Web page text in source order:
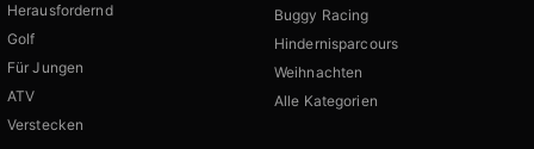
Herausfordernd
Golf
Für Jungen
ATV
Verstecken
Buggy Racing
Hindernisparcours
Weihnachten
Alle Kategorien